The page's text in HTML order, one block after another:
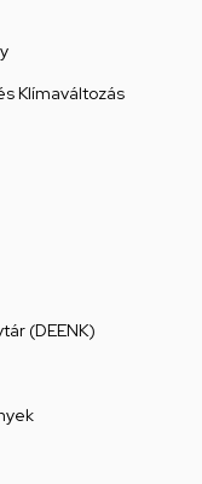
Klímaváltozás
(DEENK)